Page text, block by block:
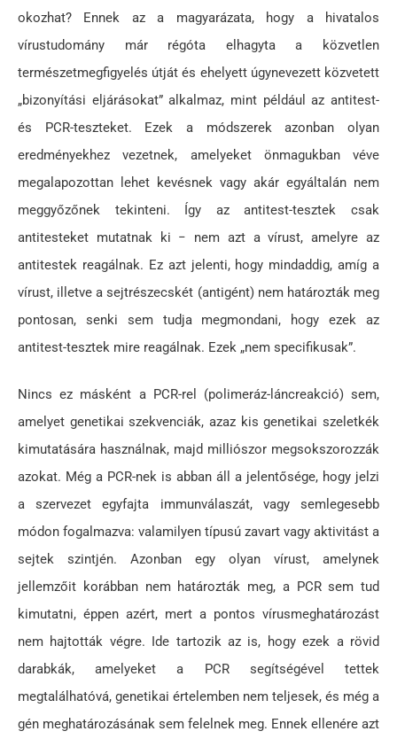
okozhat? Ennek az a magyarázata, hogy a hivatalos
vírustudomány már régóta elhagyta a közvetlen
természetmegfigyelés útját és ehelyett úgynevezett közvetett
„bizonyítási eljárásokat” alkalmaz, mint például az antitest-
és PCR-teszteket. Ezek a módszerek azonban olyan
eredményekhez vezetnek, amelyeket önmagukban véve
megalapozottan lehet kevésnek vagy akár egyáltalán nem
meggyőzőnek tekinteni. Így az antitest-tesztek csak
antitesteket mutatnak ki − nem azt a vírust, amelyre az
antitestek reagálnak. Ez azt jelenti, hogy mindaddig, amíg a
vírust, illetve a sejtrészecskét (antigént) nem határozták meg
pontosan, senki sem tudja megmondani, hogy ezek az
antitest-tesztek mire reagálnak. Ezek „nem specifikusak”.
Nincs ez másként a PCR-rel (polimeráz-láncreakció) sem,
amelyet genetikai szekvenciák, azaz kis genetikai szeletkék
kimutatására használnak, majd milliószor megsokszorozzák
azokat. Még a PCR-nek is abban áll a jelentősége, hogy jelzi
a szervezet egyfajta immunválaszát, vagy semlegesebb
módon fogalmazva: valamilyen típusú zavart vagy aktivitást a
sejtek szintjén. Azonban egy olyan vírust, amelynek
jellemzőit korábban nem határozták meg, a PCR sem tud
kimutatni, éppen azért, mert a pontos vírusmeghatározást
nem hajtották végre. Ide tartozik az is, hogy ezek a rövid
darabkák, amelyeket a PCR segítségével tettek
megtalálhatóvá, genetikai értelemben nem teljesek, és még a
gén meghatározásának sem felelnek meg. Ennek ellenére azt